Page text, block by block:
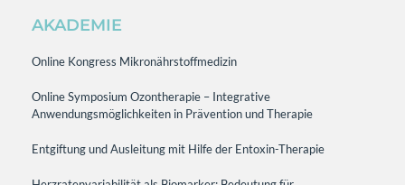
AKADEMIE
Online Kongress Mikronährstoffmedizin
Online Symposium Ozontherapie – Integrative
Anwendungsmöglichkeiten in Prävention und Therapie
Entgiftung und Ausleitung mit Hilfe der Entoxin-Therapie